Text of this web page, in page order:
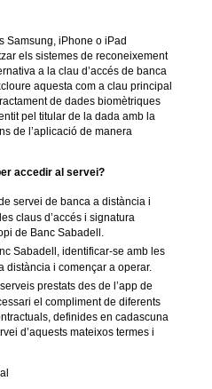
Samsung, iPhone o iPad
els sistemes de reconeixement
a la clau d’accés de banca
aquesta com a clau principal
de dades biomètriques
pel titular de la dada amb la
de l’aplicació de manera
accedir al servei?
servei de banca a distància i
claus d’accés i signatura
de Banc Sabadell.
Sabadell, identificar-se amb les
distància i començar a operar.
prestats des de l’app de
el compliment de diferents
definides en cadascuna
d’aquests mateixos termes i